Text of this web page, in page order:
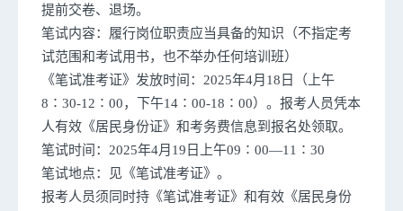
提前交卷、退场。
笔试内容：履行岗位职责应当具备的知识（不指定考
试范围和考试用书，也不举办任何培训班）
《笔试准考证》发放时间：2025年4月18日（上午
8∶30-12∶00，下午14∶00-18∶00）。报考人员凭本
人有效《居民身份证》和考务费信息到报名处领取。
笔试时间：2025年4月19日上午09∶00—11∶30
笔试地点：见《笔试准考证》。
报考人员须同时持《笔试准考证》和有效《居民身份